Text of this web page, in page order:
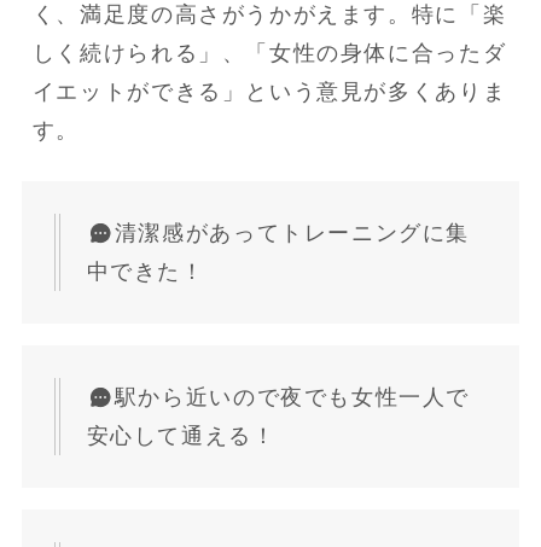
く、満足度の高さがうかがえます。特に「楽
しく続けられる」、「女性の身体に合ったダ
イエットができる」という意見が多くありま
す。
清潔感があってトレーニングに集
中できた！
駅から近いので夜でも女性一人で
安心して通える！